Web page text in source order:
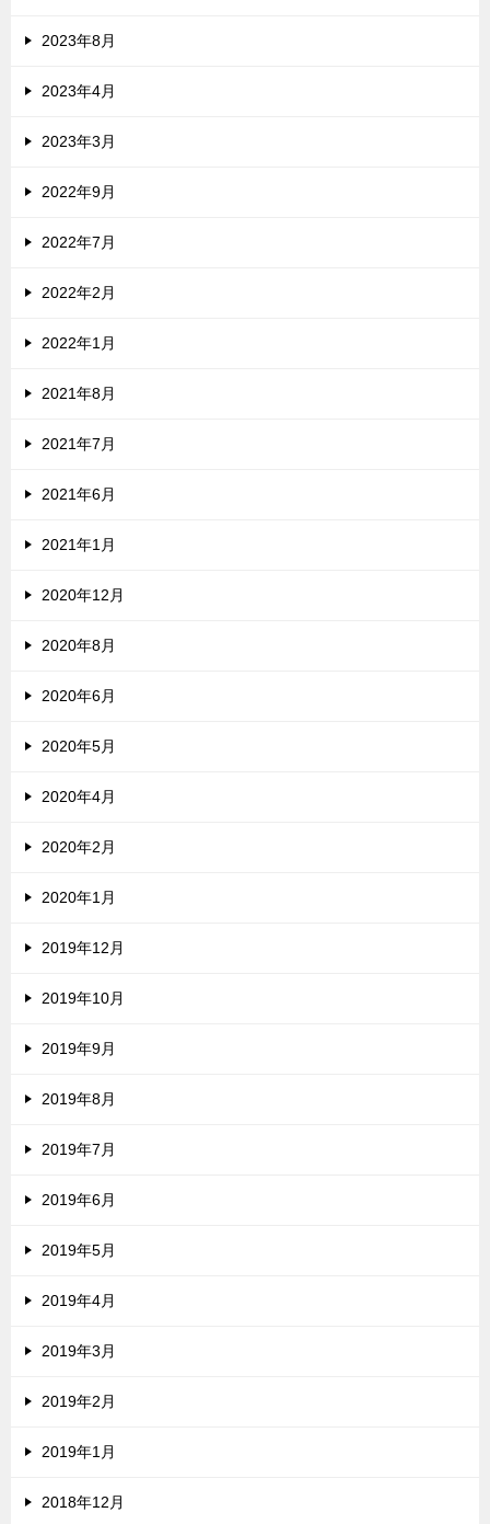
2023年8月
2023年4月
2023年3月
2022年9月
2022年7月
2022年2月
2022年1月
2021年8月
2021年7月
2021年6月
2021年1月
2020年12月
2020年8月
2020年6月
2020年5月
2020年4月
2020年2月
2020年1月
2019年12月
2019年10月
2019年9月
2019年8月
2019年7月
2019年6月
2019年5月
2019年4月
2019年3月
2019年2月
2019年1月
2018年12月